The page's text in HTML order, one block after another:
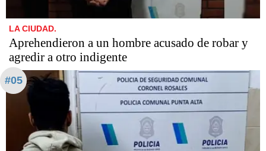
LA CIUDAD.
Aprehendieron a un hombre acusado de robar y
agredir a otro indigente
#05